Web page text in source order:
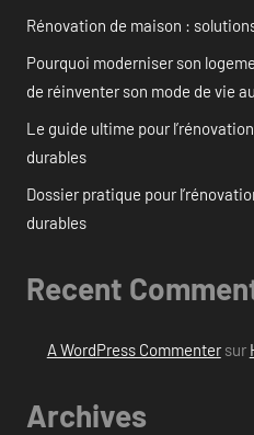
Rénovation de maison :
Pourquoi moderniser son
de réinventer son mode de vie
Le guide ultime pour
durables
Dossier pratique pour
durables
Recent
A WordPress Commentersur
Archives